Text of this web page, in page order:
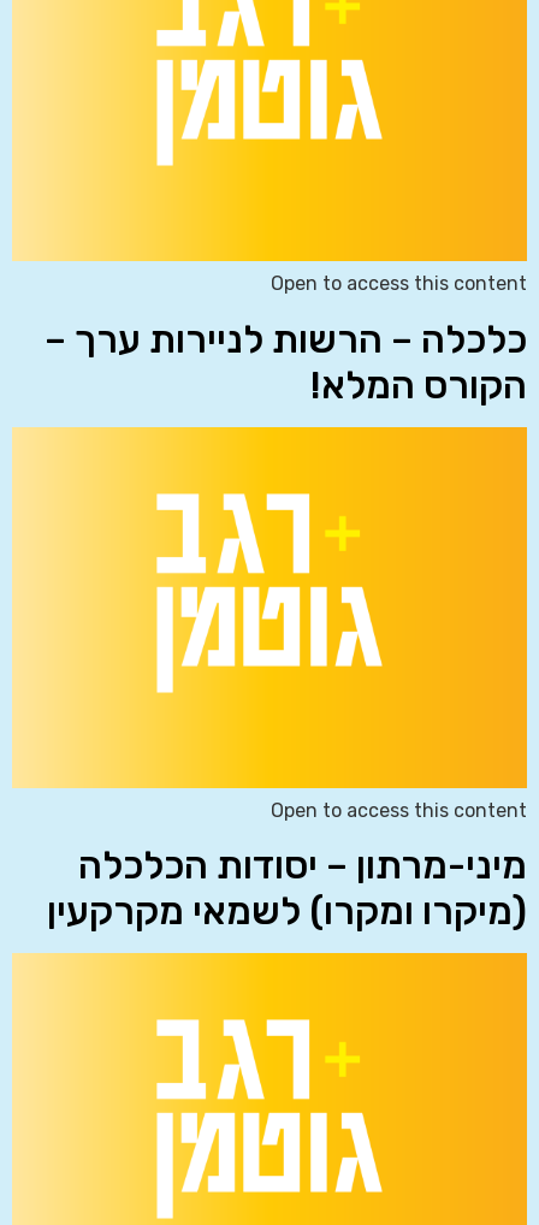
Open to access this content
כלכלה – הרשות לניירות ערך –
הקורס המלא!
Open to access this content
מיני-מרתון – יסודות הכלכלה
(מיקרו ומקרו) לשמאי מקרקעין